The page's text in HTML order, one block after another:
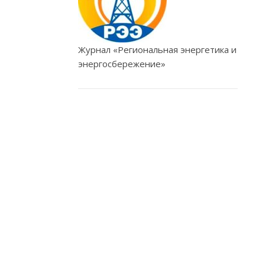
Журнал «Региональная энергетика и
энергосбережение»